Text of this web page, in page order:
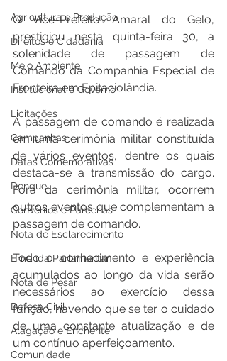
Agricultura e Produção
Direitos e Cidadania
Meio Ambiente
Institucional e Governo
Licitações
Campanhas
Datas Comemorativas
Dengue
Convênios e Parcerias
Nota de Esclarecimento
Emenda Parlamentar
Nota de Pesar
Defesa Civil
Alagação e Enchente
Comunidade
O Vice-Prefeito Amaral do Gelo,
prestigiou nesta quinta-feira 30, a
solenidade de passagem de
Comando da Companhia Especial de
Fronteira em Epitaciolândia.
A passagem de comando é realizada
em uma cerimônia militar constituída
de vários eventos, dentre os quais
destaca-se a transmissão do cargo.
Fora da cerimônia militar, ocorrem
outros eventos que complementam a
passagem de comando.
Todo o conhecimento e experiência
acumulados ao longo da vida serão
necessários ao exercício dessa
função, havendo que se ter o cuidado
de uma constante atualização e de
um contínuo aperfeiçoamento.